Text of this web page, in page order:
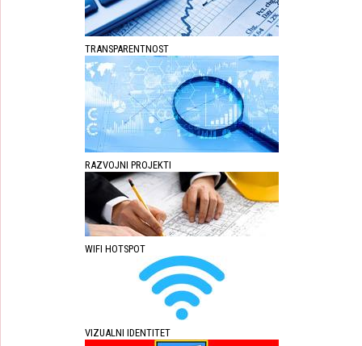
TRANSPARENTNOST
RAZVOJNI PROJEKTI
WIFI HOTSPOT
VIZUALNI IDENTITET